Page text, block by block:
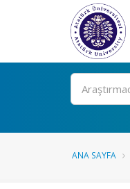
Ara
ANA SAYFA